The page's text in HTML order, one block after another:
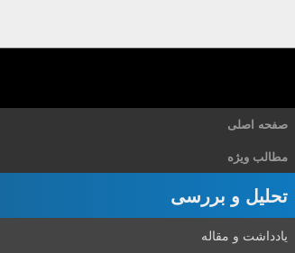
صفحه اصلی
مطالب ویژه
تحلیل و بررسی
یادداشت و مقاله